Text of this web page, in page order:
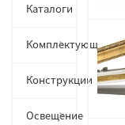
Каталоги
Комплектующие
Конструкции
Освещение